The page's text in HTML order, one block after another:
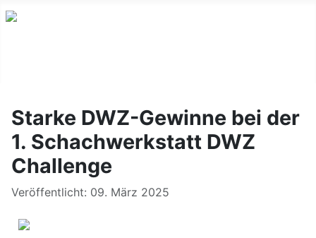
Starke DWZ-Gewinne bei der
1. Schachwerkstatt DWZ
Challenge
Details
Veröffentlicht: 09. März 2025